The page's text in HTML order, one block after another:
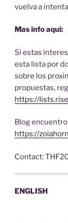
vuelva a
Mas info aqui:
Si estas
esta lista por
sobre los
propuestas,
https://
Blog
https://
Contact:
ENGLISH